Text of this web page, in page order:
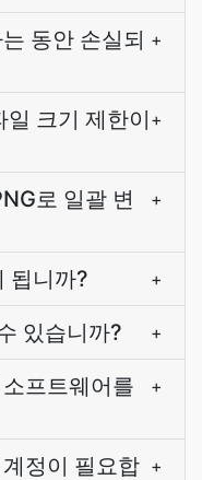
동안 손실되 +
일 크기 제한이 +
로 일괄 변
+
됩니까? +
있습니까? +
프트웨어를
+
정이 필요합 +